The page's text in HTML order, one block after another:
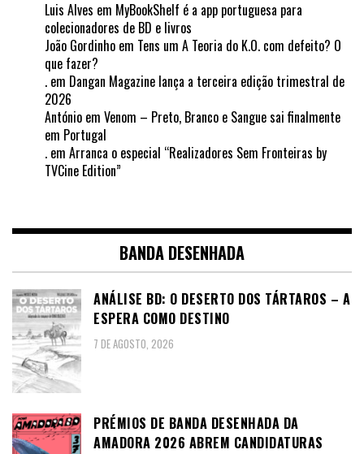
Luis Alves em MyBookShelf é a app portuguesa para
colecionadores de BD e livros
João Gordinho em Tens um A Teoria do K.O. com defeito? O
que fazer?
. em Dangan Magazine lança a terceira edição trimestral de
2026
António em Venom – Preto, Branco e Sangue sai finalmente
em Portugal
. em Arranca o especial “Realizadores Sem Fronteiras by
TVCine Edition”
BANDA DESENHADA
ANÁLISE BD: O DESERTO DOS TÁRTAROS – A
ESPERA COMO DESTINO
7 DE AGOSTO, 2026
PRÉMIOS DE BANDA DESENHADA DA
AMADORA 2026 ABREM CANDIDATURAS